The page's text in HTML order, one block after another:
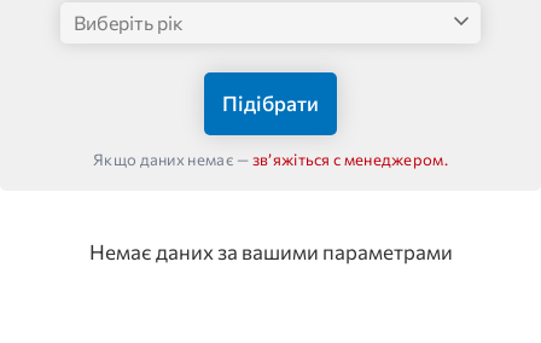
Підібрати
Якщо даних немає —звʼяжіться с менеджером.
Немає даних за вашими параметрами